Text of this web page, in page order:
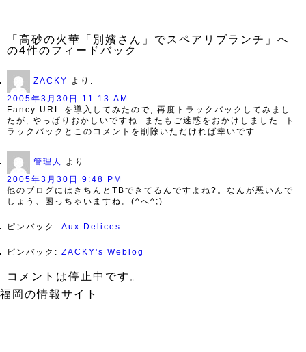
「高砂の火華「別嬪さん」でスペアリブランチ」へ
の4件のフィードバック
ZACKY より:
2005年3月30日 11:13 AM
Fancy URL を導入してみたので, 再度トラックバックしてみまし
たが, やっぱりおかしいですね. またもご迷惑をおかけしました. ト
ラックバックとこのコメントを削除いただければ幸いです.
管理人
より:
2005年3月30日 9:48 PM
他のブログにはきちんとTBできてるんですよね?。なんが悪いんで
しょう、困っちゃいますね。(^へ^;)
ピンバック: Aux Delices
ピンバック: ZACKY's Weblog
コメントは停止中です。
福岡の情報サイト